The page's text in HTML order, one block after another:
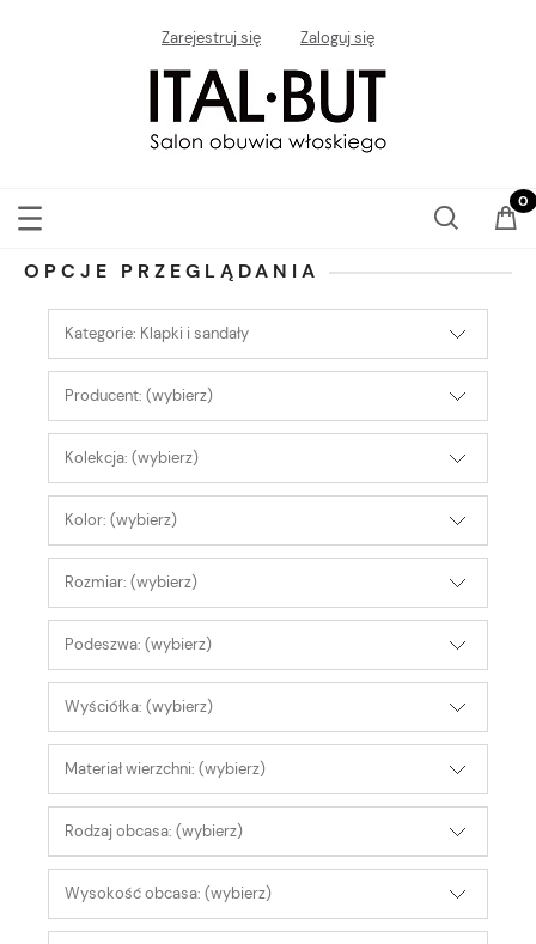
Zarejestruj się Zaloguj się
OPCJE PRZEGLĄDANIA
Kategorie: Klapki i sandały
Producent: (wybierz)
Kolekcja: (wybierz)
Kolor: (wybierz)
Rozmiar: (wybierz)
Podeszwa: (wybierz)
Wyściółka: (wybierz)
Materiał wierzchni: (wybierz)
Rodzaj obcasa: (wybierz)
Wysokość obcasa: (wybierz)